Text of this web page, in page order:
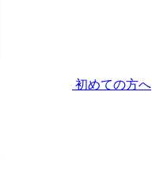
初めての方へ